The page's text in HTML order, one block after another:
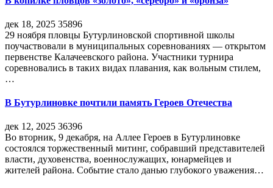
дек 18, 2025 35896
29 ноября пловцы Бутурлиновской спортивной школы
поучаствовали в муниципальных соревнованиях — открытом
первенстве Калачеевского района. Участники турнира
соревновались в таких видах плавания, как вольным стилем,
…
В Бутурлиновке почтили память Героев Отечества
дек 12, 2025 36396
Во вторник, 9 декабря, на Аллее Героев в Бутурлиновке
состоялся торжественный митинг, собравший представителей
власти, духовенства, военнослужащих, юнармейцев и
жителей района. Событие стало данью глубокого уважения…